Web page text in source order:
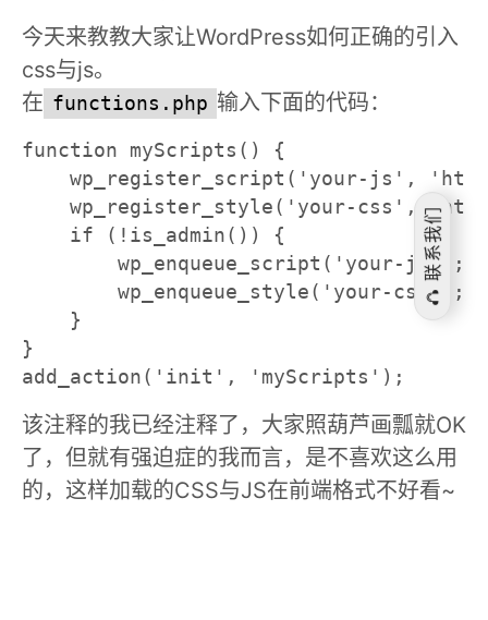
联系我们
今天来教教大家让WordPress如何正确的引入
css与js。
在 functions.php 输入下面的代码：
function myScripts() {
wp_register_script('your-js',
wp_register_style('your-css',
    if (!is_admin()) {
wp_enqueue_script('your-js');//
wp_enqueue_style('your-css');//
    }
}
add_action('init', 'myScripts');
该注释的我已经注释了，大家照葫芦画瓢就OK
了，但就有强迫症的我而言，是不喜欢这么用
的，这样加载的CSS与JS在前端格式不好看~